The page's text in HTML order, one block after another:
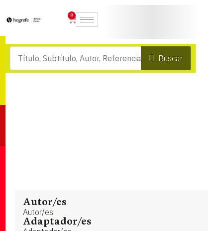
0
Buscar
Autor/es
Autor/es
Adaptador/es